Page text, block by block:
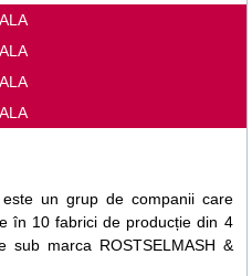
un grup de companii care
în 10 fabrici de producție din 4
sub marca ROSTSELMASH &